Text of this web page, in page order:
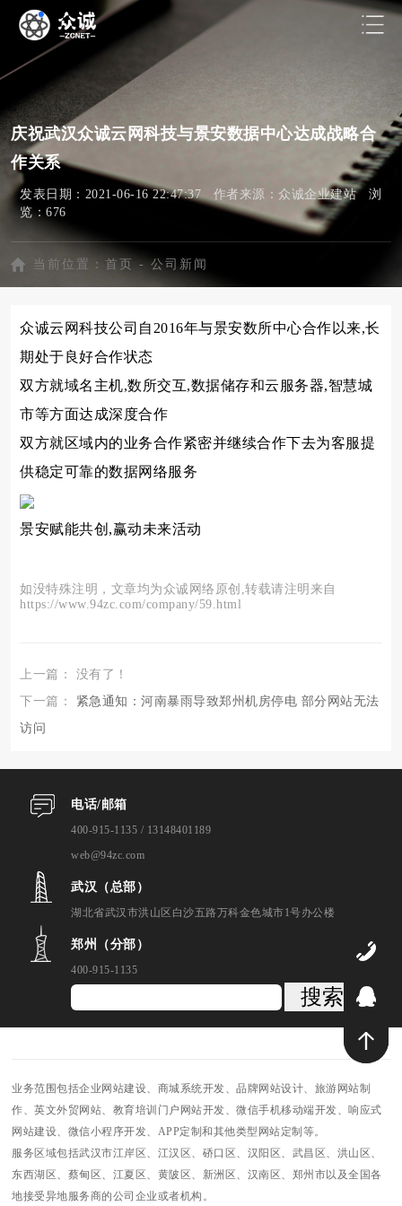
庆祝武汉众诚云网科技与景安数据中心达成战略合
作关系
发表日期：2021-06-16 22:47:37 作者来源：众诚企业建站 浏
览：676
当前位置： 首页 - 公司新闻
众诚云网科技公司自2016年与景安数所中心合作以来,长
期处于良好合作状态
双方就域名主机,数所交互,数据储存和云服务器,智慧城
市等方面达成深度合作
双方就区域内的业务合作紧密并继续合作下去为客服提
供稳定可靠的数据网络服务
景安赋能共创,赢动未来活动
如没特殊注明，文章均为众诚网络原创,转载请注明来自
https://www.94zc.com/company/59.html
上一篇： 没有了！
下一篇： 紧急通知：河南暴雨导致郑州机房停电 部分网站无法
访问
电话/邮箱
400-915-1135 / 13148401189
web@94zc.com
武汉（总部）
湖北省武汉市洪山区白沙五路万科金色城市1号办公楼
郑州（分部）
400-915-1135
搜索
业务范围包括企业网站建设、商城系统开发、品牌网站设计、旅游网站制
作、英文外贸网站、教育培训门户网站开发、微信手机移动端开发、响应式
网站建设、微信小程序开发、APP定制和其他类型网站定制等。
服务区域包括武汉市江岸区、江汉区、硚口区、汉阳区、武昌区、洪山区、
东西湖区、蔡甸区、江夏区、黄陂区、新洲区、汉南区、郑州市以及全国各
地接受异地服务商的公司企业或者机构。